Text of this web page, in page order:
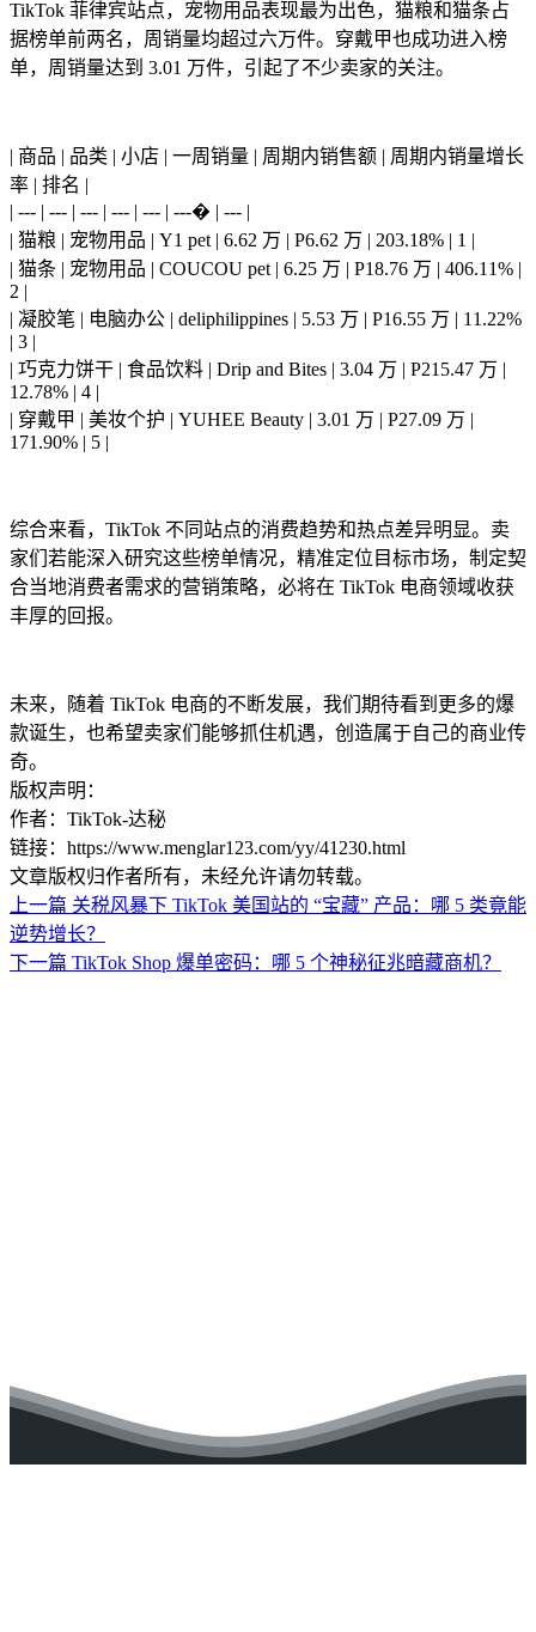
TikTok 菲律宾站点，宠物用品表现最为出色，猫粮和猫条占
据榜单前两名，周销量均超过六万件。穿戴甲也成功进入榜
单，周销量达到 3.01 万件，引起了不少卖家的关注。
| 商品 | 品类 | 小店 | 一周销量 | 周期内销售额 | 周期内销量增长
率 | 排名 |
| --- | --- | --- | --- | --- | ---� | --- |
| 猫粮 | 宠物用品 | Y1 pet | 6.62 万 | P6.62 万 | 203.18% | 1 |
| 猫条 | 宠物用品 | COUCOU pet | 6.25 万 | P18.76 万 | 406.11% |
2 |
| 凝胶笔 | 电脑办公 | deliphilippines | 5.53 万 | P16.55 万 | 11.22%
| 3 |
| 巧克力饼干 | 食品饮料 | Drip and Bites | 3.04 万 | P215.47 万 |
12.78% | 4 |
| 穿戴甲 | 美妆个护 | YUHEE Beauty | 3.01 万 | P27.09 万 |
171.90% | 5 |
综合来看，TikTok 不同站点的消费趋势和热点差异明显。卖
家们若能深入研究这些榜单情况，精准定位目标市场，制定契
合当地消费者需求的营销策略，必将在 TikTok 电商领域收获
丰厚的回报。
未来，随着 TikTok 电商的不断发展，我们期待看到更多的爆
款诞生，也希望卖家们能够抓住机遇，创造属于自己的商业传
奇。
版权声明：
作者：TikTok-达秘
链接：https://www.menglar123.com/yy/41230.html
文章版权归作者所有，未经允许请勿转载。
上一篇 关税风暴下 TikTok 美国站的 “宝藏” 产品：哪 5 类竟能
逆势增长？
下一篇 TikTok Shop 爆单密码：哪 5 个神秘征兆暗藏商机？